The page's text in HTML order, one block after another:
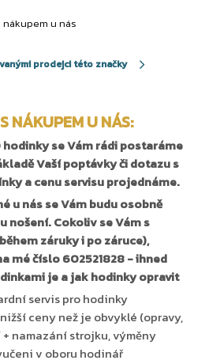
u nás
prodejci této značky
NÁKUPEM U NÁS:
hodinky se Vám rádi postaráme
Vaší poptávky či dotazu s
a cenu servisu projednáme.
u nás se Vám budu osobně
nošení. Cokoliv se Vám s
záruky i po záruce),
mé číslo 602521828 - ihned
je a jak hodinky opravit
servis pro hodinky
ceny než je obvyklé (opravy,
namazání strojku, výměny
v oboru hodinář